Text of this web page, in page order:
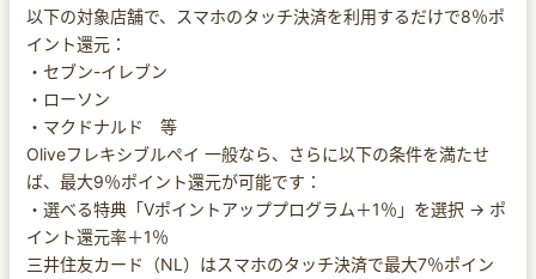
以下の対象店舗で、スマホのタッチ決済を利用するだけで8％ポ
イント還元：
・セブン-イレブン
・ローソン
・マクドナルド 等
Oliveフレキシブルペイ 一般なら、さらに以下の条件を満たせ
ば、最大9％ポイント還元が可能です：
・選べる特典「Vポイントアッププログラム＋1％」を選択 → ポ
イント還元率＋1％
三井住友カード（NL）はスマホのタッチ決済で最大7％ポイン